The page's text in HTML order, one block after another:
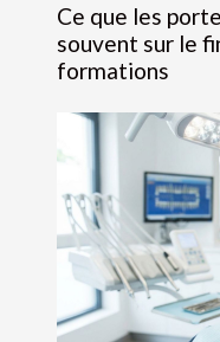
Ce que les
souvent sur le
formations